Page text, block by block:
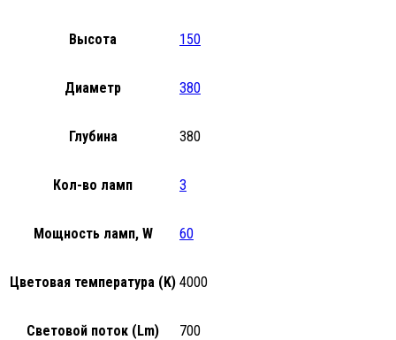
Высота 150
Диаметр 380
Глубина 380
Кол-во ламп 3
Мощность ламп, W 60
Цветовая температура (K) 4000
Световой поток (Lm) 700